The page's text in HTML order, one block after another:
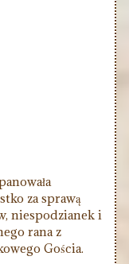
za sprawą
niespodzianek i
rana z
Gościa.